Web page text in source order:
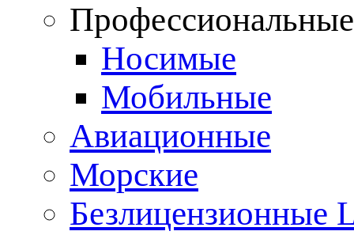
Носимые
Мобильные
Авиационные
Морские
Безлицензионные